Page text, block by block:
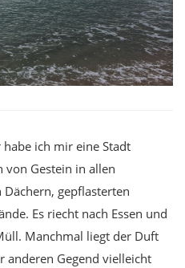
habe ich mir eine Stadt
Gestein in allen
gepflasterten
Es riecht nach Essen und
Manchmal liegt der Duft
anderen Gegend vielleicht